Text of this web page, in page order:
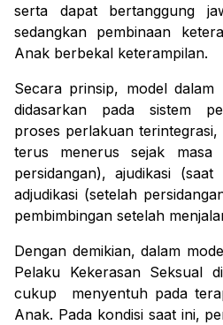
serta dapat bertanggung
sedangkan pembinaan
Anak berbekal keterampilan.
Secara prinsip, model
didasarkan pada sistem
proses perlakuan
terus menerus sejak masa
persidangan), ajudikasi
adjudikasi (setelah
pembimbingan setelah
Dengan demikian, dalam
Pelaku Kekerasan Seksual
cukup  menyentuh pada
Anak. Pada kondisi saat ini,